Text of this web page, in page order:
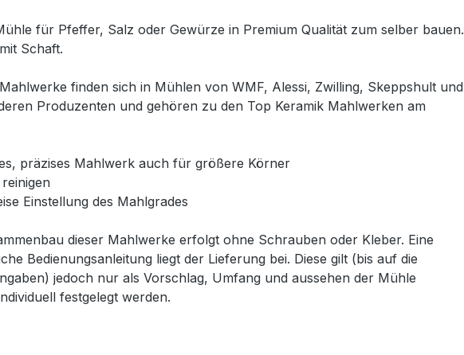
für Pfeffer, Salz oder Gewürze in Premium Qualität zum selber bauen.
Schaft.
finden sich in Mühlen von WMF, Alessi, Zwilling, Skeppshult und
Produzenten und gehören zu den Top Keramik Mahlwerken am
präzises Mahlwerk auch für größere Körner
Einstellung des Mahlgrades
dieser Mahlwerke erfolgt ohne Schrauben oder Kleber. Eine
Bedienungsanleitung liegt der Lieferung bei. Diese gilt (bis auf die
jedoch nur als Vorschlag, Umfang und aussehen der Mühle
festgelegt werden.